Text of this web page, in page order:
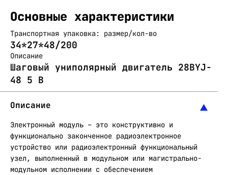
Основные характеристики
Транспортная упаковка: размер/кол-во
34*27*48/200
Описание
Шаговый униполярный двигатель 28BYJ-
48 5 B
Описание
Электронный модуль – это конструктивно и
функционально законченное радиоэлектронное
устройство или радиоэлектронный функциональный
узел, выполненный в модульном или магистрально-
модульном исполнении с обеспечением